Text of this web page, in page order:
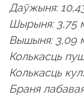
Даўжыня:
Шырыня: 3,75
Вышыня: 3,09
Колькасць
Колькасць
Браня